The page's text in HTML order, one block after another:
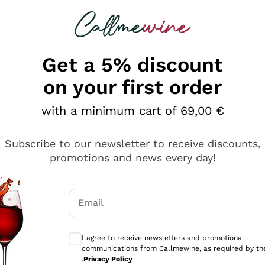
looking for
diversi e con un ampio range di prezzo. Le
Get a 5% discount
on your first order
with a minimum cart of 69,00 €
Subscribe to our newsletter to receive discounts,
promotions and news every day!
Email
I agree to receive newsletters and promotional
communications from Callmewine, as required by
.Privacy Policy